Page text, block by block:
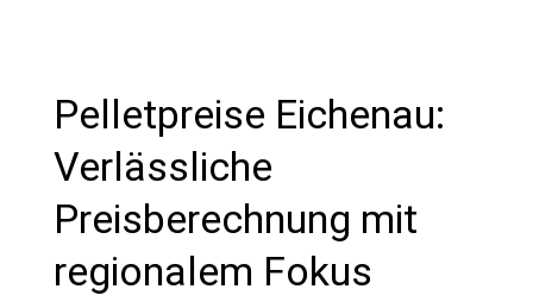
Pelletpreise Eichenau:
Verlässliche
Preisberechnung mit
regionalem Fokus